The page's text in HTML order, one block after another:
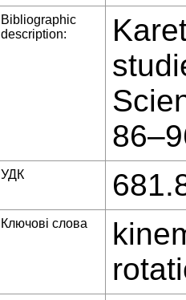
Bibliographic
description:
УДК
Ключові слова